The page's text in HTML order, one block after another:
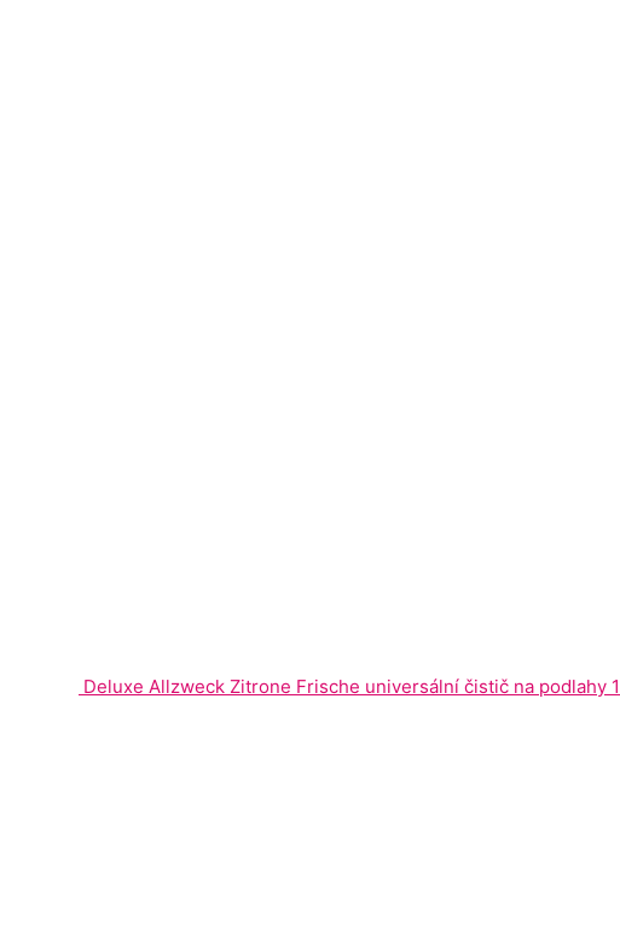
Deluxe Allzweck Zitrone Frische universální čistič na podlahy